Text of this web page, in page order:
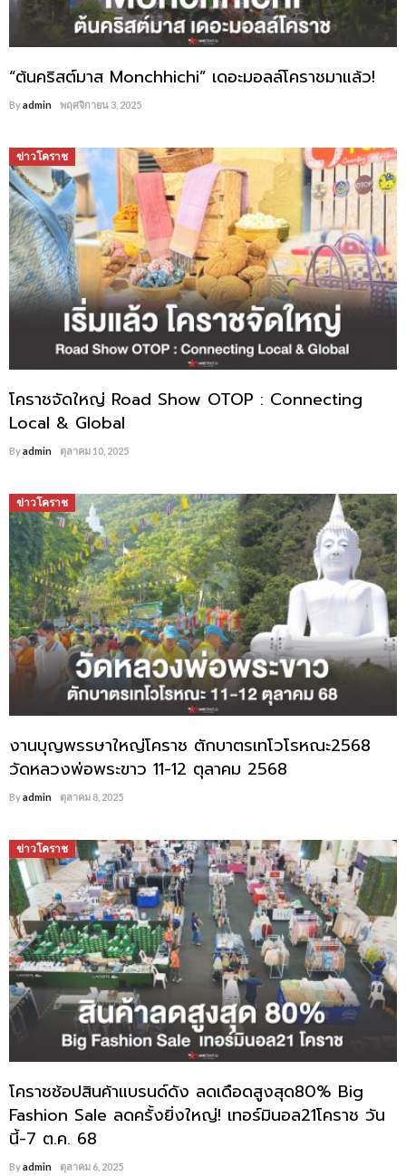
“ต้นคริสต์มาส Monchhichi” เดอะมอลล์โคราชมาแล้ว!
Byadmin พฤศจิกายน 3, 2025
ข่าวโคราช
โคราชจัดใหญ่ Road Show OTOP : Connecting
Local & Global
Byadmin ตุลาคม 10, 2025
ข่าวโคราช
งานบุญพรรษาใหญ่โคราช ตักบาตรเทโวโรหณะ2568
วัดหลวงพ่อพระขาว 11-12 ตุลาคม 2568
Byadmin ตุลาคม 8, 2025
ข่าวโคราช
โคราชช้อปสินค้าแบรนด์ดัง ลดเดือดสูงสุด80% Big
Fashion Sale ลดครั้งยิ่งใหญ่! เทอร์มินอล21โคราช วัน
นี้-7 ต.ค. 68
Byadmin ตุลาคม 6, 2025